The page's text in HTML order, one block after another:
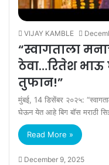
VIJAY KAMBLE
“स्वागताला
ठेवा…रितेश भाऊ
तुफान!”
मुंबई, 14 डिसेंबर २०२५:
घेऊन येत आहे बिग बॉस मराठी
Read More »
December 9, 2025